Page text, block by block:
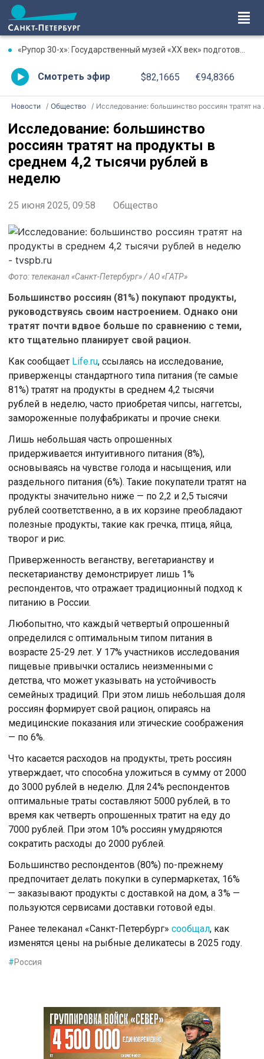
«Рупор 30-х»: Государственный музей «XX век» подготовил программу памяти писателя Михаила Зощенко
Смотреть эфир $82,1665 €94,8366
Новости Общество Исследование: большинство россиян тратят на продукты в среднем 4,2 тысячи рублей в неделю
Исследование: большинство
россиян тратят на продукты в
среднем 4,2 тысячи рублей в
неделю
25 июня 2025, 09:58 Общество
Фото: телеканал «Санкт-Петербург» / АО «ГАТР»
Большинство россиян (81%) покупают продукты,
руководствуясь своим настроением. Однако они
тратят почти вдвое больше по сравнению с теми,
кто тщательно планирует свой рацион.
Как сообщает Life.ru, ссылаясь на исследование,
приверженцы стандартного типа питания (те самые
81%) тратят на продукты в среднем 4,2 тысячи
рублей в неделю, часто приобретая чипсы, наггетсы,
замороженные полуфабрикаты и прочие снеки.
Лишь небольшая часть опрошенных
придерживается интуитивного питания (8%),
основываясь на чувстве голода и насыщения, или
раздельного питания (6%). Такие покупатели тратят на
продукты значительно ниже — по 2,2 и 2,5 тысячи
рублей соответственно, а в их корзине преобладают
полезные продукты, такие как гречка, птица, яйца,
творог и рис.
Приверженность веганству, вегетарианству и
пескетарианству демонстрирует лишь 1%
респондентов, что отражает традиционный подход к
питанию в России.
Любопытно, что каждый четвертый опрошенный
определился с оптимальным типом питания в
возрасте 25-29 лет. У 17% участников исследования
пищевые привычки остались неизменными с
детства, что может указывать на устойчивость
семейных традиций. При этом лишь небольшая доля
россиян формирует свой рацион, опираясь на
медицинские показания или этические соображения
— по 6%.
Что касается расходов на продукты, треть россиян
утверждает, что способна уложиться в сумму от 2000
до 3000 рублей в неделю. Для 24% респондентов
оптимальные траты составляют 5000 рублей, в то
время как четверть опрошенных тратит на еду до
7000 рублей. При этом 10% россиян умудряются
сократить расходы до 2000 рублей.
Большинство респондентов (80%) по-прежнему
предпочитает делать покупки в супермаркетах, 16%
— заказывают продукты с доставкой на дом, а 3% —
пользуются сервисами доставки готовой еды.
Ранее телеканал «Санкт-Петербург» сообщал, как
изменятся цены на рыбные деликатесы в 2025 году.
#Россия